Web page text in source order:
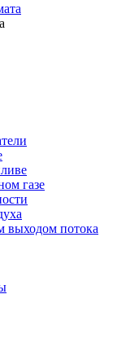
газе
выходом потока